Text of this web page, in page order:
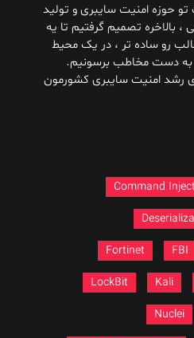
امنیت سایبری و تولید
تصمیم گرفتیم تا یه
ساده تر ، در یک محیط
مخاطب برسونیم.
امنیت سایبری کشورمون
Command
Fortinet
LockBit